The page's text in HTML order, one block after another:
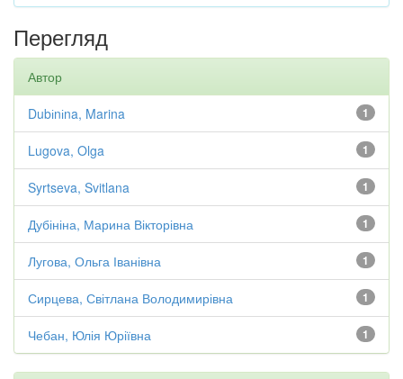
Перегляд
Автор
1
Dubіnіna, Marina
1
Lugova, Olga
1
Syrtseva, Svitlana
1
Дубініна, Марина Вікторівна
1
Лугова, Ольга Іванівна
1
Сирцева, Світлана Володимирівна
1
Чебан, Юлія Юріївна